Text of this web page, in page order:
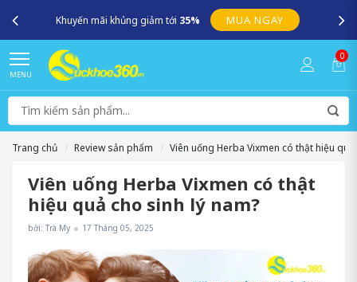
SUCKHOE360.VN – Kênh cung cấp những sản phẩm chính hãng uy
tín, an toàn, chất lượng !
MENU
0
Trang chủ Review sản phẩm Viên uống Herba Vixmen có thật hiệu
Viên uống Herba Vixmen có thật
hiệu quả cho sinh lý nam?
bởi: Trà My 17 Tháng 05, 2025